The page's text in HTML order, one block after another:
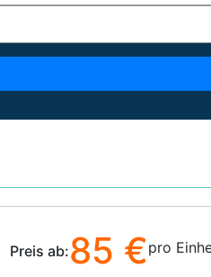
Preis ab:85 €pro